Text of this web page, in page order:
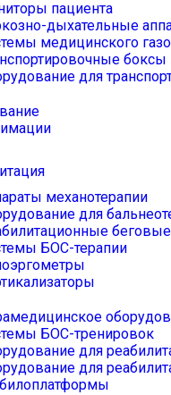
пациента
дыхательные
медицинского
боксы
для
механотерапии
для
БОС-терапии
БОС-тренировок
для
для